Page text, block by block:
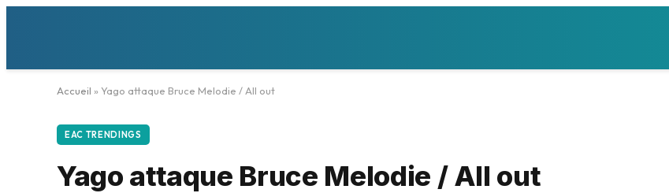
Accueil » Yago attaque Bruce Melodie / All out
EAC TRENDINGS
Yago attaque Bruce Melodie / All out